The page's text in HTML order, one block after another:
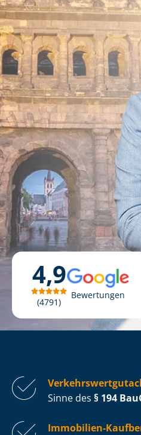
4,9
4791
Bewertungen
Sinne des § 194
Immobilien-